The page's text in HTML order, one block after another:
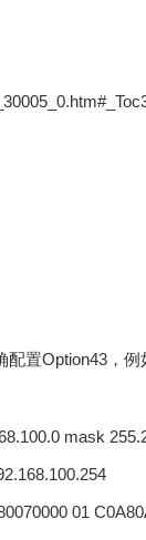
Option43，例
mask
01